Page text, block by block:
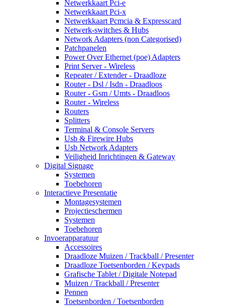
Netwerkkaart Pci-e
Netwerkkaart Pci-x
Netwerkkaart Pcmcia & Expresscard
Netwerk-switches & Hubs
Network Adapters (non Categorised)
Patchpanelen
Power Over Ethernet (poe) Adapters
Print Server - Wireless
Repeater / Extender - Draadloze
Router - Dsl / Isdn - Draadloos
Router - Gsm / Umts - Draadloos
Router - Wireless
Routers
Splitters
Terminal & Console Servers
Usb & Firewire Hubs
Usb Network Adapters
Veiligheid Inrichtingen & Gateway
Digital Signage
Systemen
Toebehoren
Interactieve Presentatie
Montagesystemen
Projectieschermen
Systemen
Toebehoren
Invoerapparatuur
Accessoires
Draadloze Muizen / Trackball / Presenter
Draadloze Toetsenborden / Keypads
Grafische Tablet / Digitale Notepad
Muizen / Trackball / Presenter
Pennen
Toetsenborden / Toetsenborden